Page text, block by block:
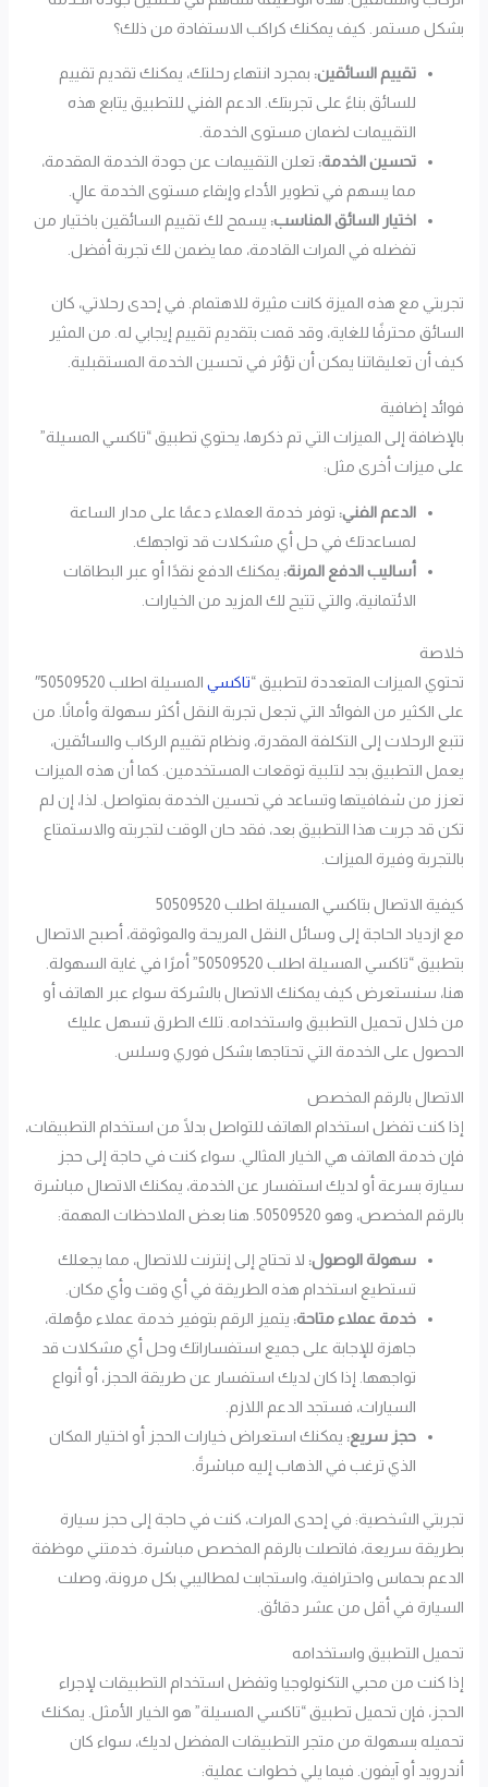
بشكل مستمر. كيف يمكنك كراكب الاستفادة من ذلك؟
تقييم السائقين: بمجرد انتهاء رحلتك، يمكنك تقديم تقييم
للسائق بناءً على تجربتك. الدعم الفني للتطبيق يتابع هذه
التقييمات لضمان مستوى الخدمة.
تحسين الخدمة: تعلن التقييمات عن جودة الخدمة المقدمة،
مما يسهم في تطوير الأداء وإبقاء مستوى الخدمة عالٍ.
اختيار السائق المناسب: يسمح لك تقييم السائقين باختيار من
تفضله في المرات القادمة، مما يضمن لك تجربة أفضل.
تجربتي مع هذه الميزة كانت مثيرة للاهتمام. في إحدى رحلاتي، كان
السائق محترفًا للغاية، وقد قمت بتقديم تقييم إيجابي له. من المثير
كيف أن تعليقاتنا يمكن أن تؤثر في تحسين الخدمة المستقبلية.
فوائد إضافية
بالإضافة إلى الميزات التي تم ذكرها، يحتوي تطبيق “تاكسي المسيلة”
على ميزات أخرى مثل:
الدعم الفني: توفر خدمة العملاء دعمًا على مدار الساعة
لمساعدتك في حل أي مشكلات قد تواجهك.
أساليب الدفع المرنة: يمكنك الدفع نقدًا أو عبر البطاقات
الائتمانية، والتي تتيح لك المزيد من الخيارات.
خلاصة
تحتوي الميزات المتعددة لتطبيق “تاكسي
المسيلة اطلب 50509520″
على الكثير من الفوائد التي تجعل تجربة النقل أكثر سهولة وأمانًا. من
تتبع الرحلات إلى التكلفة المقدرة، ونظام تقييم الركاب والسائقين،
يعمل التطبيق بجد لتلبية توقعات المستخدمين. كما أن هذه الميزات
تعزز من شفافيتها وتساعد في تحسين الخدمة بمتواصل. لذا، إن لم
تكن قد جربت هذا التطبيق بعد، فقد حان الوقت لتجربته والاستمتاع
بالتجربة وفيرة الميزات.
كيفية الاتصال بتاكسي المسيلة اطلب 50509520
مع ازدياد الحاجة إلى وسائل النقل المريحة والموثوقة، أصبح الاتصال
بتطبيق “تاكسي المسيلة اطلب 50509520” أمرًا في غاية السهولة.
هنا، سنستعرض كيف يمكنك الاتصال بالشركة سواء عبر الهاتف أو
من خلال تحميل التطبيق واستخدامه. تلك الطرق تسهل عليك
الحصول على الخدمة التي تحتاجها بشكل فوري وسلس.
الاتصال بالرقم المخصص
إذا كنت تفضل استخدام الهاتف للتواصل بدلًا من استخدام التطبيقات،
فإن خدمة الهاتف هي الخيار المثالي. سواء كنت في حاجة إلى حجز
سيارة بسرعة أو لديك استفسار عن الخدمة، يمكنك الاتصال مباشرة
بالرقم المخصص، وهو 50509520. هنا بعض الملاحظات المهمة:
سهولة الوصول: لا تحتاج إلى إنترنت للاتصال، مما يجعلك
تستطيع استخدام هذه الطريقة في أي وقت وأي مكان.
خدمة عملاء متاحة: يتميز الرقم بتوفير خدمة عملاء مؤهلة،
جاهزة للإجابة على جميع استفساراتك وحل أي مشكلات قد
تواجهها. إذا كان لديك استفسار عن طريقة الحجز، أو أنواع
السيارات، فستجد الدعم اللازم.
حجز سريع: يمكنك استعراض خيارات الحجز أو اختيار المكان
الذي ترغب في الذهاب إليه مباشرةً.
تجربتي الشخصية: في إحدى المرات، كنت في حاجة إلى حجز سيارة
بطريقة سريعة، فاتصلت بالرقم المخصص مباشرة. خدمتني موظفة
الدعم بحماس واحترافية، واستجابت لمطاليبي بكل مرونة، وصلت
السيارة في أقل من عشر دقائق.
تحميل التطبيق واستخدامه
إذا كنت من محبي التكنولوجيا وتفضل استخدام التطبيقات لإجراء
الحجز، فإن تحميل تطبيق “تاكسي المسيلة” هو الخيار الأمثل. يمكنك
تحميله بسهولة من متجر التطبيقات المفضل لديك، سواء كان
أندرويد أو آيفون. فيما يلي خطوات عملية: